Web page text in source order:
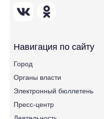
Навигация по сайту
Город
Органы власти
Электронный бюллетень
Пресс-центр